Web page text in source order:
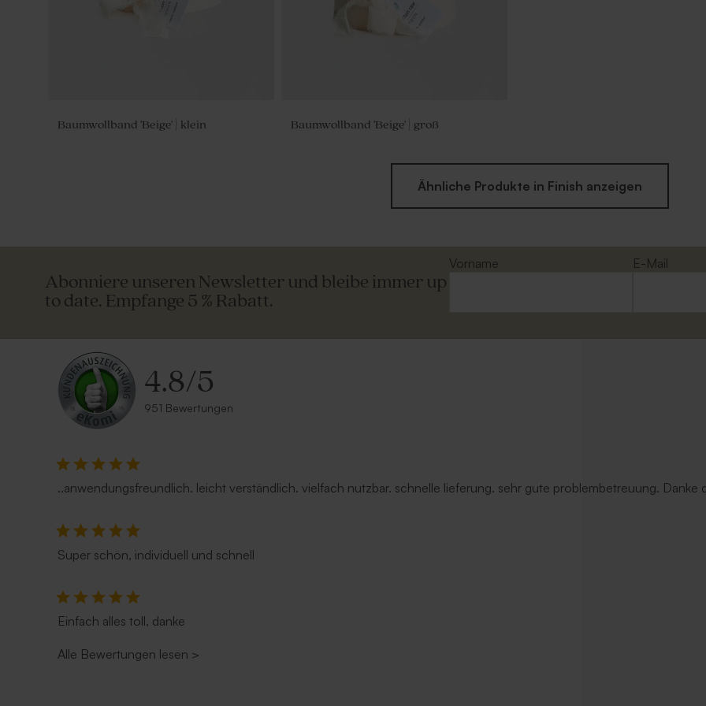
Baumwollband 'Beige' | klein Baumwollband 'Beige' | groß
Ähnliche Produkte in Finish anzeigen
Abonniere unseren Newsletter und bleibe immer up
to date. Empfange 5 % Rabatt.
Vorname
E-Mail
4.8/5
951 Bewertungen
..anwendungsfreundlich. leicht verständlich. vielfach nutzbar. schnelle lieferung. sehr gute problembetreuung. Danke
Super schön, individuell und schnell
Einfach alles toll, danke
Alle Bewertungen lesen >